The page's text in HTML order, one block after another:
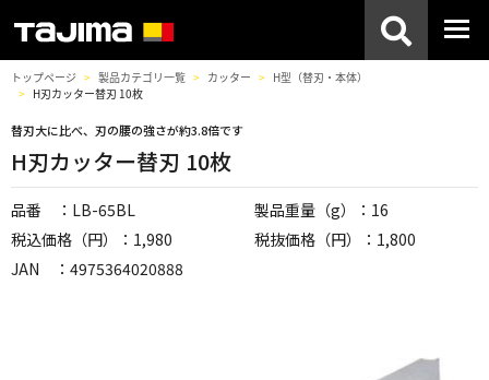
トップページ 製品カテゴリ一覧 カッター
H型（替刃・本体）
H刃カッター替刃 10枚
替刃大に比べ、刃の腰の強さが約3.8倍です
H刃カッター替刃 10枚
品番 ：LB-65BL
製品重量（g）：16
税込価格（円）：1,980
税抜価格（円）：1,800
JAN ：4975364020888